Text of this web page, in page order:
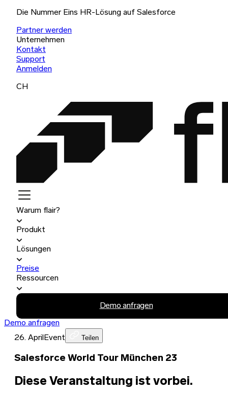
Die Nummer Eins HR-Lösung auf Salesforce
Partner werden
Unternehmen
Kontakt
Support
Anmelden
CH
Warum flair?
Produkt
Lösungen
Preise
Ressourcen
Demo anfragen
Demo anfragen
26. April Event Teilen
Salesforce World Tour München 23
Diese Veranstaltung ist vorbei.